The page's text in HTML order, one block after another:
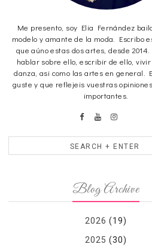
Me presento, soy Elia Fernández
modelo y amante de la moda. Escribo
que aúno estas dos artes, desde
hablar sobre ello, escribir de ello,
danza, asi como las artes en general.
guste y que reflejeis vuestras
importantes.
Blog Archive
2026 (19)
2025 (30)